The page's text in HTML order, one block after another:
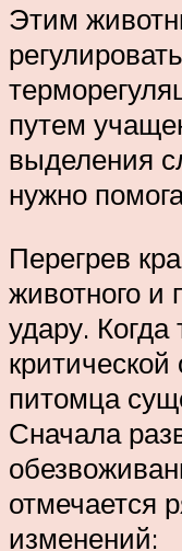
Этим
путем
выделения
нужно
Перегрев
животного и
удару. Когда
критической
питомца
Сначала
отмечается
изменений: